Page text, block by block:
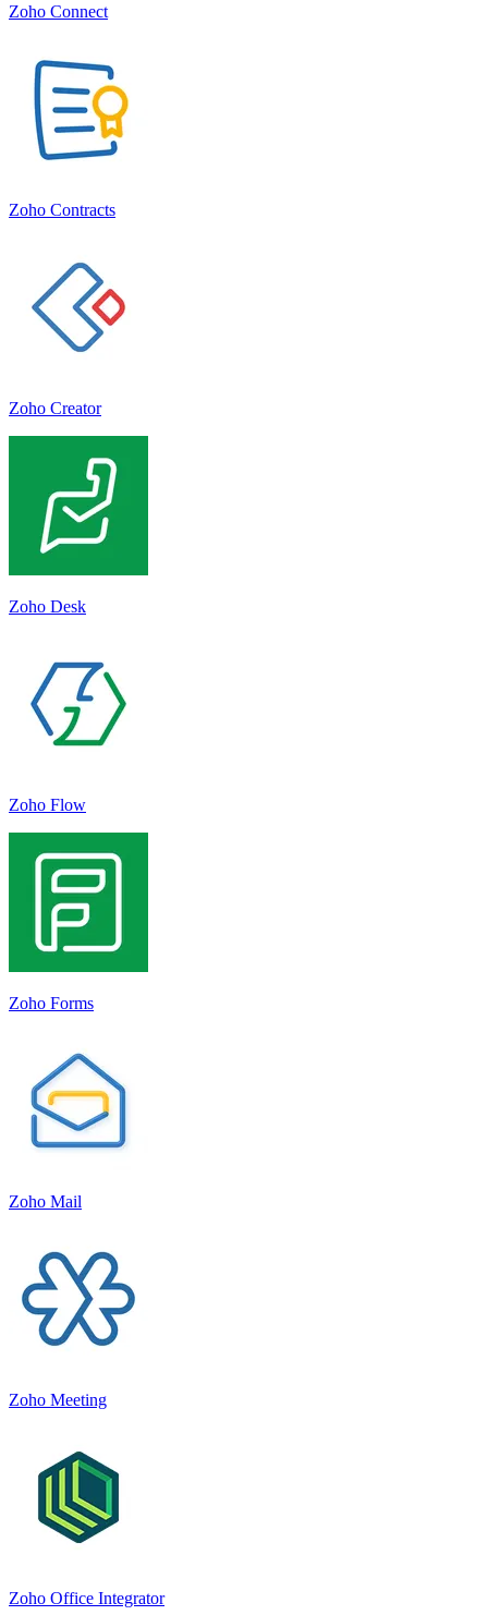
Zoho Connect
Zoho Contracts
Zoho Creator
Zoho Desk
Zoho Flow
Zoho Forms
Zoho Mail
Zoho Meeting
Zoho Office Integrator